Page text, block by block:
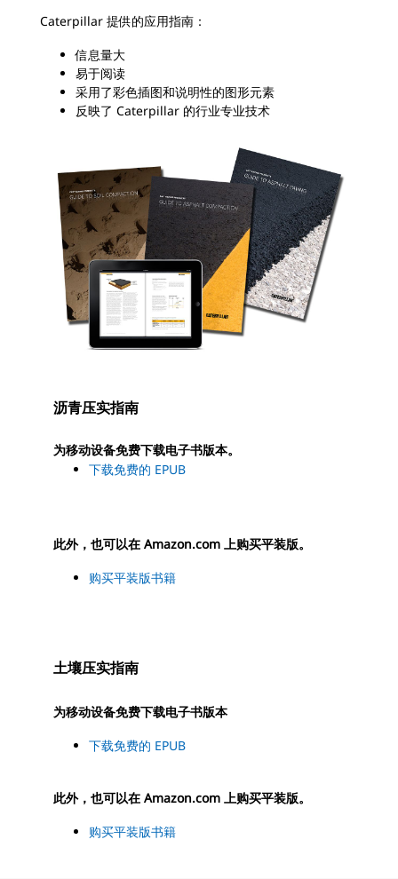
Caterpillar 提供的应用指南：
信息量大
易于阅读
采用了彩色插图和说明性的图形元素
反映了 Caterpillar 的行业专业技术
沥青压实指南
为移动设备免费下载电子书版本。
下载免费的 EPUB
此外，也可以在 Amazon.com 上购买平装版。
购买平装版书籍
土壤压实指南
为移动设备免费下载电子书版本
下载免费的 EPUB
此外，也可以在 Amazon.com 上购买平装版。
购买平装版书籍